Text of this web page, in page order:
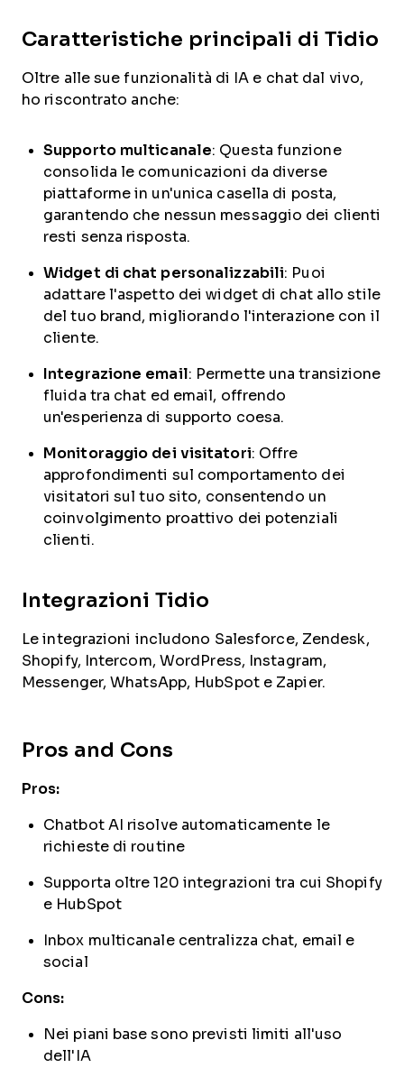
Caratteristiche principali di Tidio
Oltre alle sue funzionalità di IA e chat dal vivo,
ho riscontrato anche:
Supporto multicanale: Questa funzione
consolida le comunicazioni da diverse
piattaforme in un'unica casella di posta,
garantendo che nessun messaggio dei clienti
resti senza risposta.
Widget di chat personalizzabili: Puoi
adattare l'aspetto dei widget di chat allo stile
del tuo brand, migliorando l'interazione con il
cliente.
Integrazione email: Permette una transizione
fluida tra chat ed email, offrendo
un'esperienza di supporto coesa.
Monitoraggio dei visitatori: Offre
approfondimenti sul comportamento dei
visitatori sul tuo sito, consentendo un
coinvolgimento proattivo dei potenziali
clienti.
Integrazioni Tidio
Le integrazioni includono Salesforce, Zendesk,
Shopify, Intercom, WordPress, Instagram,
Messenger, WhatsApp, HubSpot e Zapier.
Pros and Cons
Pros:
Chatbot AI risolve automaticamente le
richieste di routine
Supporta oltre 120 integrazioni tra cui Shopify
e HubSpot
Inbox multicanale centralizza chat, email e
social
Cons:
Nei piani base sono previsti limiti all'uso
dell'IA